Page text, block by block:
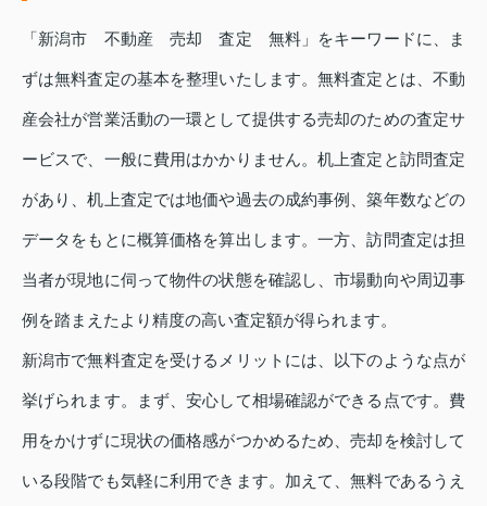
「新潟市 不動産 売却 査定 無料」をキーワードに、ま
ずは無料査定の基本を整理いたします。無料査定とは、不動
産会社が営業活動の一環として提供する売却のための査定サ
ービスで、一般に費用はかかりません。机上査定と訪問査定
があり、机上査定では地価や過去の成約事例、築年数などの
データをもとに概算価格を算出します。一方、訪問査定は担
当者が現地に伺って物件の状態を確認し、市場動向や周辺事
例を踏まえたより精度の高い査定額が得られます。
新潟市で無料査定を受けるメリットには、以下のような点が
挙げられます。まず、安心して相場確認ができる点です。費
用をかけずに現状の価格感がつかめるため、売却を検討して
いる段階でも気軽に利用できます。加えて、無料であるうえ